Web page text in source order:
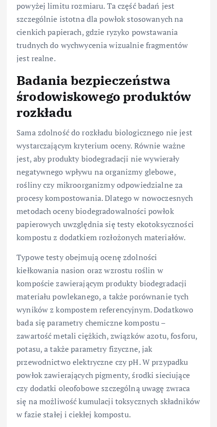
powyżej limitu rozmiaru. Ta część badań jest
szczególnie istotna dla powłok stosowanych na
cienkich papierach, gdzie ryzyko powstawania
trudnych do wychwycenia wizualnie fragmentów
jest realne.
Badania bezpieczeństwa
środowiskowego produktów
rozkładu
Sama zdolność do rozkładu biologicznego nie jest
wystarczającym kryterium oceny. Równie ważne
jest, aby produkty biodegradacji nie wywierały
negatywnego wpływu na organizmy glebowe,
rośliny czy mikroorganizmy odpowiedzialne za
procesy kompostowania. Dlatego w nowoczesnych
metodach oceny biodegradowalności powłok
papierowych uwzględnia się testy ekotoksyczności
kompostu z dodatkiem rozłożonych materiałów.
Typowe testy obejmują ocenę zdolności
kiełkowania nasion oraz wzrostu roślin w
kompoście zawierającym produkty biodegradacji
materiału powlekanego, a także porównanie tych
wyników z kompostem referencyjnym. Dodatkowo
bada się parametry chemiczne kompostu –
zawartość metali ciężkich, związków azotu, fosforu,
potasu, a także parametry fizyczne, jak
przewodnictwo elektryczne czy pH. W przypadku
powłok zawierających pigmenty, środki sieciujące
czy dodatki oleofobowe szczególną uwagę zwraca
się na możliwość kumulacji toksycznych składników
w fazie stałej i ciekłej kompostu.